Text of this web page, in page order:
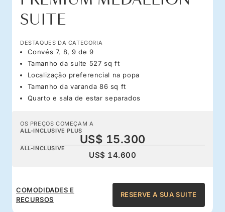
SUITE
DESTAQUES DA CATEGORIA
Convés 7, 8, 9 de 9
Tamanho da suíte 527 sq ft
Localização preferencial na popa
Tamanho da varanda 86 sq ft
Quarto e sala de estar separados
OS PREÇOS COMEÇAM A
ALL-INCLUSIVE PLUS
US$ 15.300
ALL-INCLUSIVE
US$ 14.600
COMODIDADES E
RECURSOS
RESERVE A SUA SUITE